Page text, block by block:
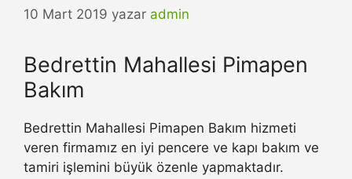
10 Mart 2019 yazar admin
Bedrettin Mahallesi Pimapen
Bakım
Bedrettin Mahallesi Pimapen Bakım hizmeti
veren firmamız en iyi pencere ve kapı bakım ve
tamiri işlemini büyük özenle yapmaktadır.